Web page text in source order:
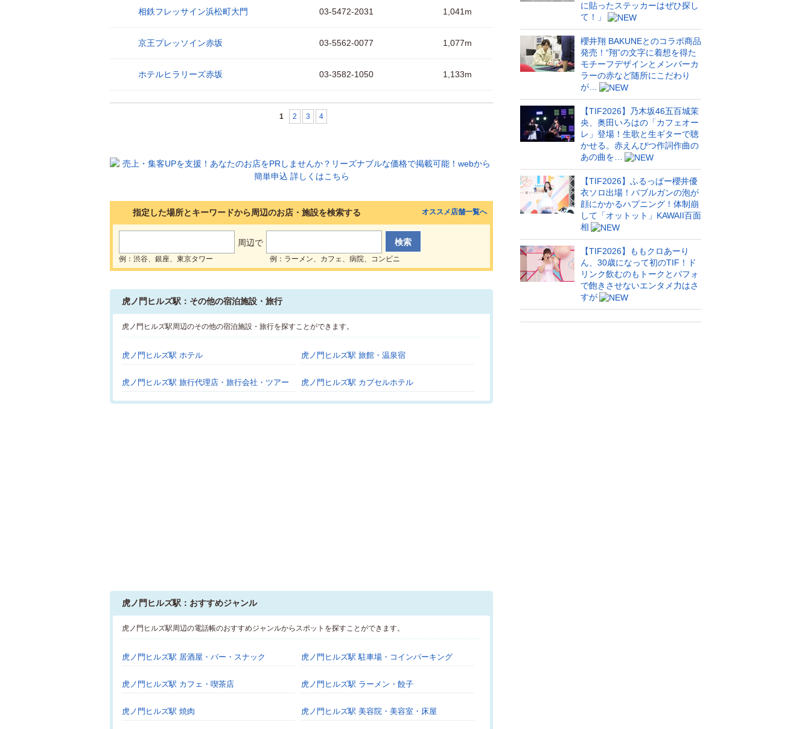
相鉄フレッサイン浜松町大門 03-5472-2031 1,041m
京王プレッソイン赤坂 03-5562-0077 1,077m
ホテルヒラリーズ赤坂 03-3582-1050 1,133m
1 2 3 4
指定した場所とキーワードから周辺のお店・施設を検索する
周辺で
例：渋谷、銀座、東京タワー 例：ラーメン、カフェ、病院、コンビニ
オススメ店舗一覧へ
虎ノ門ヒルズ駅：その他の宿泊施設・旅行
虎ノ門ヒルズ駅周辺のその他の宿泊施設・旅行を探すことができます。
虎ノ門ヒルズ駅 ホテル 虎ノ門ヒルズ駅 旅館・温泉宿
虎ノ門ヒルズ駅 旅行代理店・旅行会社・ツアー 虎ノ門ヒルズ駅 カプセルホテル
虎ノ門ヒルズ駅：おすすめジャンル
虎ノ門ヒルズ駅周辺の電話帳のおすすめジャンルからスポットを探すことができます。
虎ノ門ヒルズ駅 居酒屋・バー・スナック 虎ノ門ヒルズ駅 駐車場・コインパーキング
虎ノ門ヒルズ駅 カフェ・喫茶店 虎ノ門ヒルズ駅 ラーメン・餃子
虎ノ門ヒルズ駅 焼肉 虎ノ門ヒルズ駅 美容院・美容室・床屋
に貼ったステッカーはぜひ探し
て！」
櫻井翔 BAKUNEとのコラボ商品
発売！“翔”の文字に着想を得た
モチーフデザインとメンバーカ
ラーの赤など随所にこだわり
が…
【TIF2026】乃木坂46五百城茉
央、奥田いろはの「カフェオー
レ」登場！生歌と生ギターで聴
かせる。赤えんぴつ作詞作曲の
あの曲を…
【TIF2026】ふるっぱー櫻井優
衣ソロ出場！バブルガンの泡が
顔にかかるハプニング！体制崩
して「オットット」KAWAII百面
相
【TIF2026】ももクロあーり
ん、30歳になって初のTIF！ド
リンク飲むのもトークとパフォ
で飽きさせないエンタメ力はさ
すが